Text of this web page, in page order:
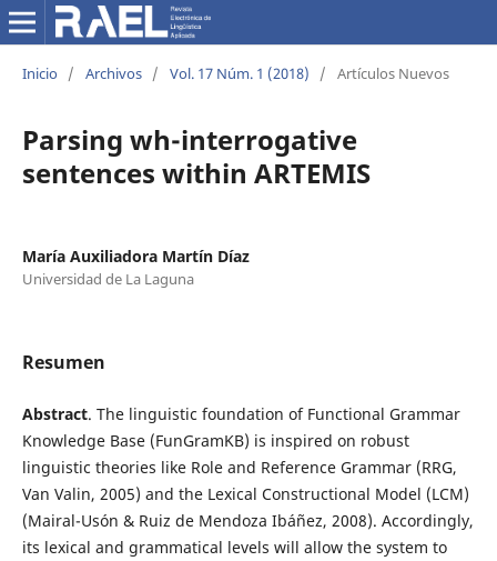
Inicio / Archivos / Vol. 17 Núm. 1 (2018) / Artículos Nuevos
Parsing wh-interrogative
sentences within ARTEMIS
María Auxiliadora Martín Díaz
Universidad de La Laguna
Resumen
Abstract. The linguistic foundation of Functional Grammar
Knowledge Base (FunGramKB) is inspired on robust
linguistic theories like Role and Reference Grammar (RRG,
Van Valin, 2005) and the Lexical Constructional Model (LCM)
(Mairal-Usón & Ruiz de Mendoza Ibáñez, 2008). Accordingly,
its lexical and grammatical levels will allow the system to